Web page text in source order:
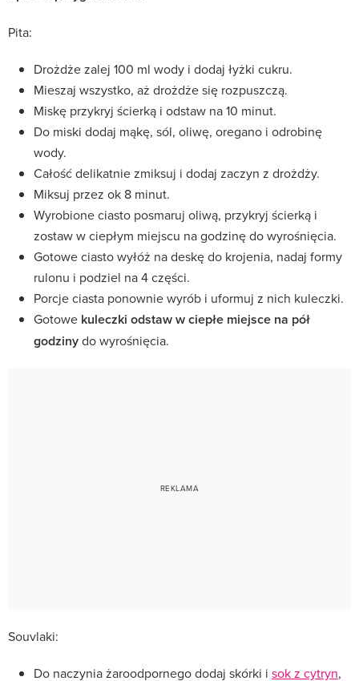
Pita:
Drożdże zalej 100 ml wody i dodaj łyżki cukru.
Mieszaj wszystko, aż drożdże się rozpuszczą.
Miskę przykryj ścierką i odstaw na 10 minut.
Do miski dodaj mąkę, sól, oliwę, oregano i odrobinę
wody.
Całość delikatnie zmiksuj i dodaj zaczyn z drożdży.
Miksuj przez ok 8 minut.
Wyrobione ciasto posmaruj oliwą, przykryj ścierką i
zostaw w ciepłym miejscu na godzinę do wyrośnięcia.
Gotowe ciasto wyłóż na deskę do krojenia, nadaj formy
rulonu i podziel na 4 części.
Porcje ciasta ponownie wyrób i uformuj z nich kuleczki.
Gotowe kuleczki odstaw w ciepłe miejsce na pół
godzinydo wyrośnięcia.
Souvlaki:
Do naczynia żaroodpornego dodaj skórki i sok z cytryn,